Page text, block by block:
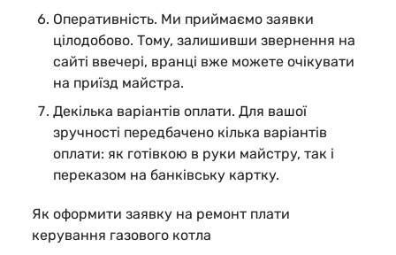
Оперативність. Ми приймаємо заявки
цілодобово. Тому, залишивши звернення на
сайті ввечері, вранці вже можете очікувати
на приїзд майстра.
Декілька варіантів оплати. Для вашої
зручності передбачено кілька варіантів
оплати: як готівкою в руки майстру, так і
переказом на банківську картку.
Як оформити заявку на ремонт плати
керування газового котла